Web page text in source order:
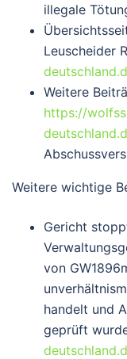
illegale
Leuscheider
Weitere
https://
Weitere wichtige
Gericht
von
handelt und
geprüft